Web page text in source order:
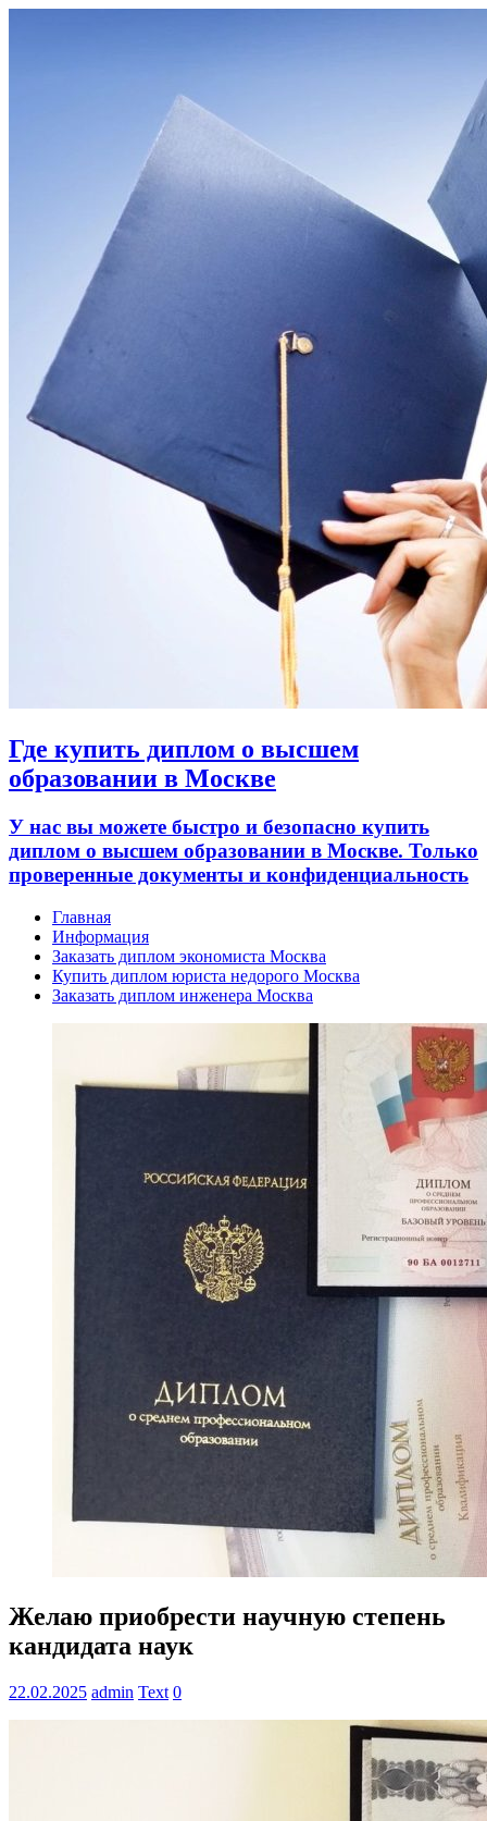
Где купить диплом о высшем
образовании в Москве
У нас вы можете быстро и безопасно купить
диплом о высшем образовании в Москве. Только
проверенные документы и конфиденциальность
Главная
Информация
Заказать диплом экономиста Москва
Купить диплом юриста недорого Москва
Заказать диплом инженера Москва
Желаю приобрести научную степень
кандидата наук
22.02.2025 admin Text 0